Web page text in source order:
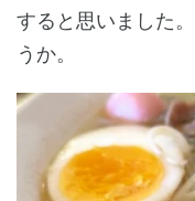
すると思いました
うか。